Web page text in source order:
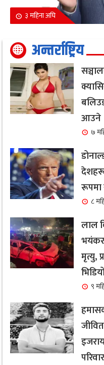
३ महिना अघि
अन्तर्राष्ट्रिय
आउने
७
रूपमा
८
लाल
मृत्यु,
९